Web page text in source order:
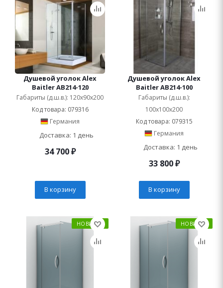
Душевой уголок Alex
Baitler AB214-120
Габариты (д.ш.в.): 120x90x200
Код товара: 079316
Германия
Доставка: 1 день
34 700₽
В корзину
Душевой уголок Alex
Baitler AB214-100
Габариты (д.ш.в.):
100x100x200
Код товара: 079315
Германия
Доставка: 1 день
33 800₽
В корзину
НОВИНКА НОВИНКА